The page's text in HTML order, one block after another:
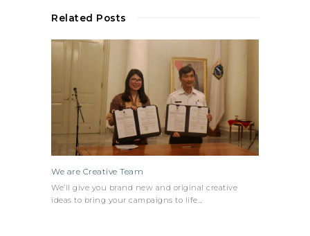
Related Posts
We are Creative Team
We’ll give you brand new and original creative
ideas to bring your campaigns to life…